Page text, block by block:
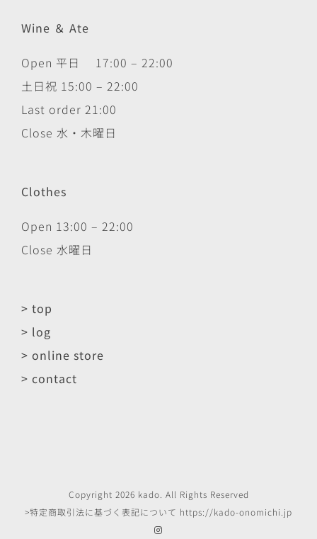
Wine ＆ Ate
Open 平日 17:00 – 22:00
土日祝 15:00 – 22:00
Last order 21:00
Close 水・木曜日
Clothes
Open 13:00 – 22:00
Close 水曜日
> top
> log
> online store
> contact
Copyright 2026 kado . All Rights Reserved
>特定商取引法に基づく表記について https://kado-onomichi.jp